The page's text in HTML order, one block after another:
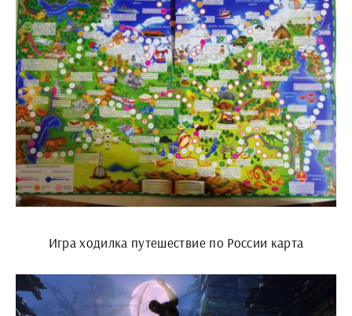
Игра ходилка путешествие по России карта